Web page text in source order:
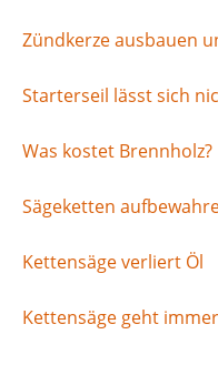
Zündkerze ausbauen
Starterseil lässt sich
Was kostet Brennholz?
Sägeketten
Kettensäge verliert Öl
Kettensäge geht